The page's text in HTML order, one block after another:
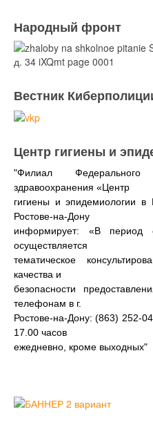
Народный фронт
Вестник
Центр гигиены и
"Филиал Федерального
здравоохранения «Центр
гигиены и эпидемиологии в
Ростове-на-Дону
информирует: «В период
осуществляется
тематическое
качества и
безопасности
телефонам в г.
Ростове-на-Дону: (863) 252-
17.00 часов
ежедневно, кроме выходных"